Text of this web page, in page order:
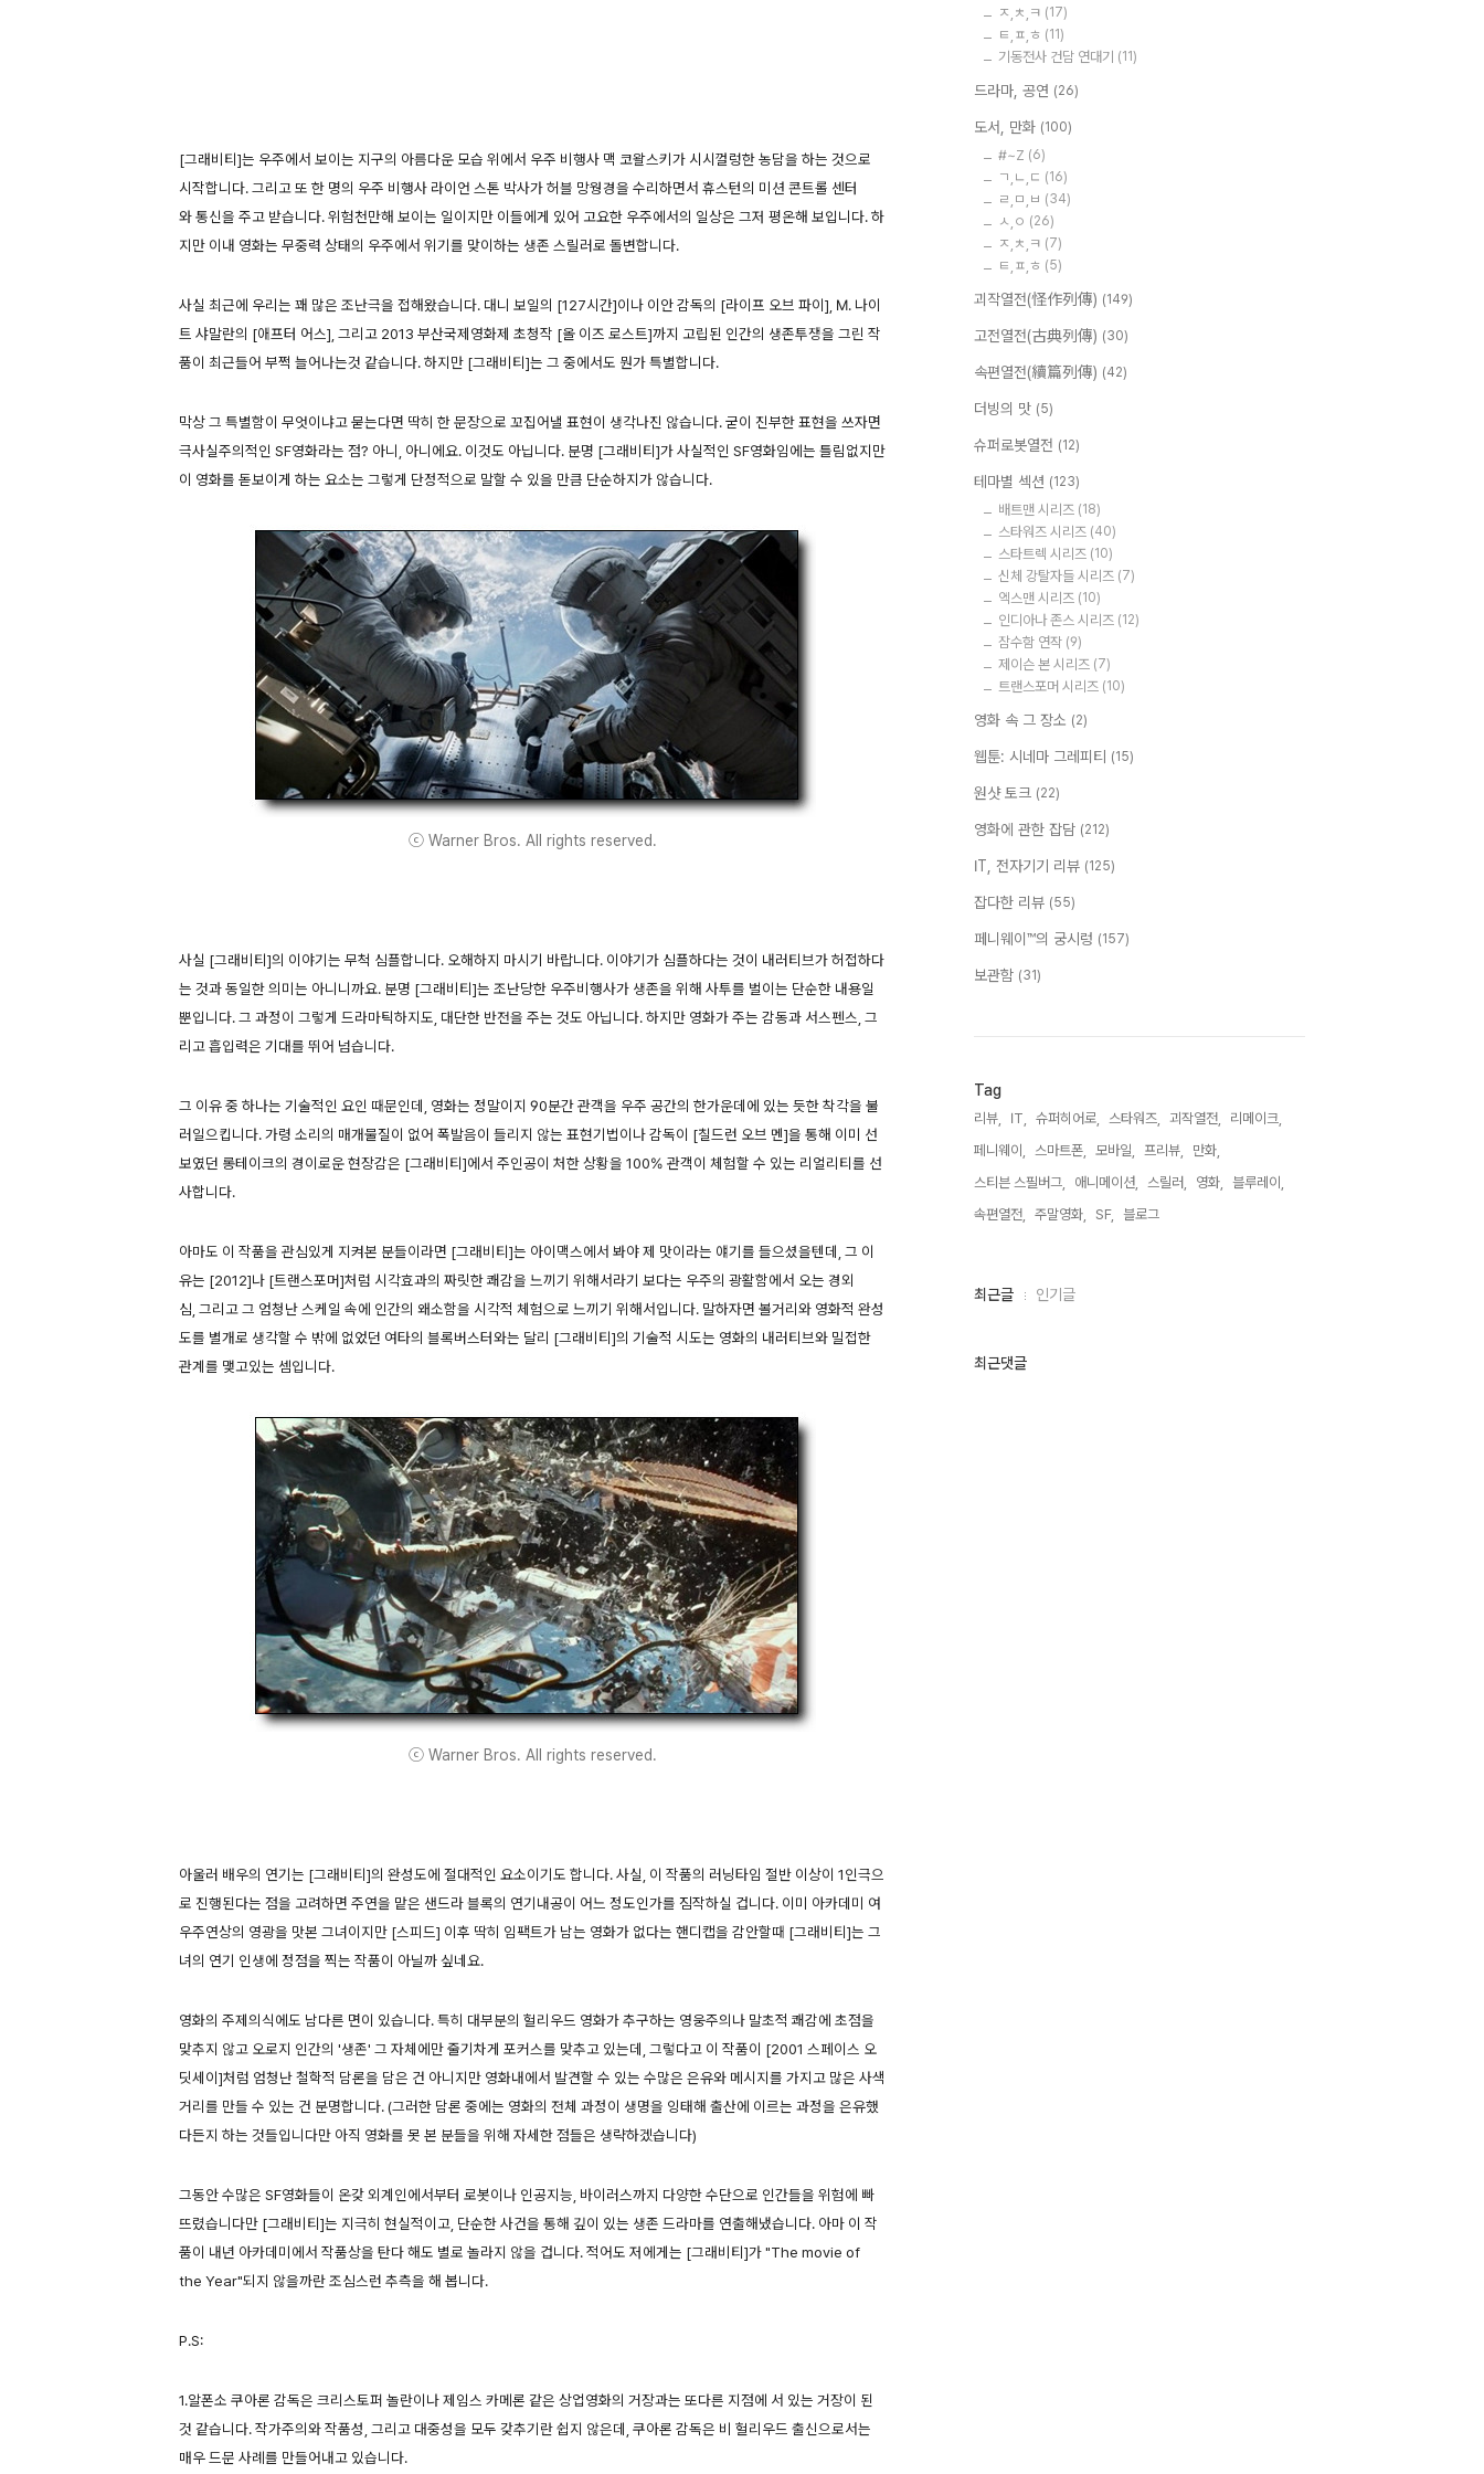
[그래비티]는 우주에서 보이는 지구의 아름다운 모습 위에서 우주 비행사 맥 코왈스키가 시시껄렁한 농담을 하는 것으로
시작합니다. 그리고 또 한 명의 우주 비행사 라이언 스톤 박사가 허블 망웡경을 수리하면서 휴스턴의 미션 콘트롤 센터
와 통신을 주고 받습니다. 위험천만해 보이는 일이지만 이들에게 있어 고요한 우주에서의 일상은 그저 평온해 보입니다. 하
지만 이내 영화는 무중력 상태의 우주에서 위기를 맞이하는 생존 스릴러로 돌변합니다.
사실 최근에 우리는 꽤 많은 조난극을 접해왔습니다. 대니 보일의 [127시간]이나 이안 감독의 [라이프 오브 파이], M. 나이
트 샤말란의 [애프터 어스], 그리고 2013 부산국제영화제 초청작 [올 이즈 로스트]까지 고립된 인간의 생존투쟁을 그린 작
품이 최근들어 부쩍 늘어나는것 같습니다. 하지만 [그래비티]는 그 중에서도 뭔가 특별합니다.
막상 그 특별함이 무엇이냐고 묻는다면 딱히 한 문장으로 꼬집어낼 표현이 생각나진 않습니다. 굳이 진부한 표현을 쓰자면
극사실주의적인 SF영화라는 점? 아니, 아니에요. 이것도 아닙니다. 분명 [그래비티]가 사실적인 SF영화임에는 틀림없지만
이 영화를 돋보이게 하는 요소는 그렇게 단정적으로 말할 수 있을 만큼 단순하지가 않습니다.
ⓒ Warner Bros. All rights reserved.
사실 [그래비티]의 이야기는 무척 심플합니다. 오해하지 마시기 바랍니다. 이야기가 심플하다는 것이 내러티브가 허접하다
는 것과 동일한 의미는 아니니까요. 분명 [그래비티]는 조난당한 우주비행사가 생존을 위해 사투를 벌이는 단순한 내용일
뿐입니다. 그 과정이 그렇게 드라마틱하지도, 대단한 반전을 주는 것도 아닙니다. 하지만 영화가 주는 감동과 서스펜스, 그
리고 흡입력은 기대를 뛰어 넘습니다.
그 이유 중 하나는 기술적인 요인 때문인데, 영화는 정말이지 90분간 관객을 우주 공간의 한가운데에 있는 듯한 착각을 불
러일으킵니다. 가령 소리의 매개물질이 없어 폭발음이 들리지 않는 표현기법이나 감독이 [칠드런 오브 멘]을 통해 이미 선
보였던 롱테이크의 경이로운 현장감은 [그래비티]에서 주인공이 처한 상황을 100% 관객이 체험할 수 있는 리얼리티를 선
사합니다.
아마도 이 작품을 관심있게 지켜본 분들이라면 [그래비티]는 아이맥스에서 봐야 제 맛이라는 얘기를 들으셨을텐데, 그 이
유는 [2012]나 [트랜스포머]처럼 시각효과의 짜릿한 쾌감을 느끼기 위해서라기 보다는 우주의 광활함에서 오는 경외
심, 그리고 그 엄청난 스케일 속에 인간의 왜소함을 시각적 체험으로 느끼기 위해서입니다. 말하자면 볼거리와 영화적 완성
도를 별개로 생각할 수 밖에 없었던 여타의 블록버스터와는 달리 [그래비티]의 기술적 시도는 영화의 내러티브와 밀접한
관계를 맺고있는 셈입니다.
ⓒ Warner Bros. All rights reserved.
아울러 배우의 연기는 [그래비티]의 완성도에 절대적인 요소이기도 합니다. 사실, 이 작품의 러닝타임 절반 이상이 1인극으
로 진행된다는 점을 고려하면 주연을 맡은 샌드라 블록의 연기내공이 어느 정도인가를 짐작하실 겁니다. 이미 아카데미 여
우주연상의 영광을 맛본 그녀이지만 [스피드] 이후 딱히 임팩트가 남는 영화가 없다는 핸디캡을 감안할때 [그래비티]는 그
녀의 연기 인생에 정점을 찍는 작품이 아닐까 싶네요.
영화의 주제의식에도 남다른 면이 있습니다. 특히 대부분의 헐리우드 영화가 추구하는 영웅주의나 말초적 쾌감에 초점을
맞추지 않고 오로지 인간의 '생존' 그 자체에만 줄기차게 포커스를 맞추고 있는데, 그렇다고 이 작품이 [2001 스페이스 오
딧세이]처럼 엄청난 철학적 담론을 담은 건 아니지만 영화내에서 발견할 수 있는 수많은 은유와 메시지를 가지고 많은 사색
거리를 만들 수 있는 건 분명합니다. (그러한 담론 중에는 영화의 전체 과정이 생명을 잉태해 출산에 이르는 과정을 은유했
다든지 하는 것들입니다만 아직 영화를 못 본 분들을 위해 자세한 점들은 생략하겠습니다)
그동안 수많은 SF영화들이 온갖 외계인에서부터 로봇이나 인공지능, 바이러스까지 다양한 수단으로 인간들을 위험에 빠
뜨렸습니다만 [그래비티]는 지극히 현실적이고, 단순한 사건을 통해 깊이 있는 생존 드라마를 연출해냈습니다. 아마 이 작
품이 내년 아카데미에서 작품상을 탄다 해도 별로 놀라지 않을 겁니다. 적어도 저에게는 [그래비티]가 "The movie of
the Year"되지 않을까란 조심스런 추측을 해 봅니다.
P.S:
1.알폰소 쿠아론 감독은 크리스토퍼 놀란이나 제임스 카메론 같은 상업영화의 거장과는 또다른 지점에 서 있는 거장이 된
것 같습니다. 작가주의와 작품성, 그리고 대중성을 모두 갖추기란 쉽지 않은데, 쿠아론 감독은 비 헐리우드 출신으로서는
매우 드문 사례를 만들어내고 있습니다.
ㅈ,ㅊ,ㅋ (17)
ㅌ,ㅍ,ㅎ (11)
기동전사 건담 연대기 (11)
드라마, 공연 (26)
도서, 만화 (100)
#~Z (6)
ㄱ,ㄴ,ㄷ (16)
ㄹ,ㅁ,ㅂ (34)
ㅅ,ㅇ (26)
ㅈ,ㅊ,ㅋ (7)
ㅌ,ㅍ,ㅎ (5)
괴작열전(怪作列傳) (149)
고전열전(古典列傳) (30)
속편열전(續篇列傳) (42)
더빙의 맛 (5)
슈퍼로봇열전 (12)
테마별 섹션 (123)
배트맨 시리즈 (18)
스타워즈 시리즈 (40)
스타트렉 시리즈 (10)
신체 강탈자들 시리즈 (7)
엑스맨 시리즈 (10)
인디아나 존스 시리즈 (12)
잠수함 연작 (9)
제이슨 본 시리즈 (7)
트랜스포머 시리즈 (10)
영화 속 그 장소 (2)
웹툰: 시네마 그레피티 (15)
원샷 토크 (22)
영화에 관한 잡담 (212)
IT, 전자기기 리뷰 (125)
잡다한 리뷰 (55)
페니웨이™의 궁시렁 (157)
보관함 (31)
Tag
리뷰, IT, 슈퍼히어로, 스타워즈, 괴작열전,
리메이크,
페니웨이,
스마트폰, 모바일, 프리뷰,
만화,
스티븐 스필버그,
애니메이션, 스릴러, 영화,
블루레이,
속편열전,
주말영화, SF, 블로그,
최
인
최근글 인기글
최근댓글